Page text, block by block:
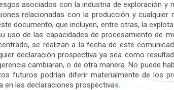
asociados con la industria de exploración
relacionadas con la producción y
documento, que incluyen, entre otras, la
de las capacidades de procesamiento de
se realizan a la fecha de este
declaración prospectiva ya sea como
cambiaran, o de otra manera. No puede
futuros podrían diferir materialmente de los
en las declaraciones prospectivas.